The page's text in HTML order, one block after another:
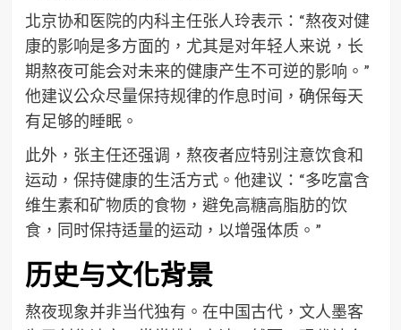
北京协和医院的内科主任张人玲表示：“熬夜对健
康的影响是多方面的，尤其是对年轻人来说，长
期熬夜可能会对未来的健康产生不可逆的影响。”
他建议公众尽量保持规律的作息时间，确保每天
有足够的睡眠。
此外，张主任还强调，熬夜者应特别注意饮食和
运动，保持健康的生活方式。他建议：“多吃富含
维生素和矿物质的食物，避免高糖高脂肪的饮
食，同时保持适量的运动，以增强体质。”
历史与文化背景
熬夜现象并非当代独有。在中国古代，文人墨客